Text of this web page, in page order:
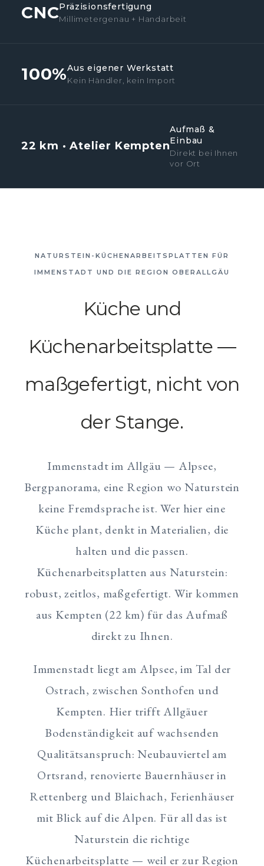
CNCPräzisionsfertigung
Millimetergenau + Handarbeit
100%Aus eigener Werkstatt
Kein Händler, kein Import
22 km · Atelier Kempten
Aufmaß &
Einbau
Direkt bei Ihnen
vor Ort
NATURSTEIN-KÜCHENARBEITSPLATTEN FÜR
IMMENSTADT UND DIE REGION OBERALLGÄU
Küche und
Küchenarbeitsplatte —
maßgefertigt, nicht von
der Stange.
Immenstadt im Allgäu — Alpsee,
Bergpanorama, eine Region wo Naturstein
keine Fremdsprache ist. Wer hier eine
Küche plant, denkt in Materialien, die
halten und die passen.
Küchenarbeitsplatten aus Naturstein:
robust, zeitlos, maßgefertigt. Wir kommen
aus Kempten (22 km) für das Aufmaß
direkt zu Ihnen.
Immenstadt liegt am Alpsee, im Tal der
Ostrach, zwischen Sonthofen und
Kempten. Hier trifft Allgäuer
Bodenständigkeit auf wachsenden
Qualitätsanspruch: Neubauviertel am
Ortsrand, renovierte Bauernhäuser in
Rettenberg und Blaichach, Ferienhäuser
mit Blick auf die Alpen. Für all das ist
Naturstein die richtige
Küchenarbeitsplatte — weil er zur Region